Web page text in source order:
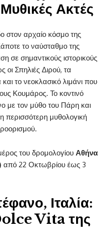
Ακτές
στον αρχαίο κόσμο της
το ναύσταθμο της
σε σημαντικούς ιστορικούς
οι Σπηλιές Διρού, τα
το νεοκλασικό λιμάνι που
Κουμάρος. Το κοντινό
με τον μύθο του Πάρη και
μυθολογική
του δρομολογίου Αθήνα
από 22 Οκτωβρίου έως 3
Ιταλία:
Vita της